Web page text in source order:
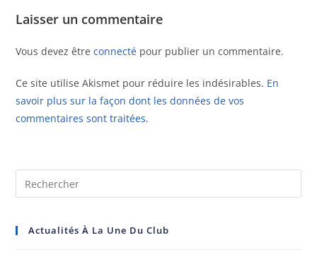
Laisser un commentaire
Vous devez êtreconnecté pour publier un commentaire.
Ce site utilise Akismet pour réduire les indésirables. En
savoir plus sur la façon dont les données de vos
commentaires sont traitées.
Actualités À La Une Du Club